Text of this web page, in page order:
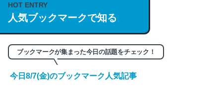
https://isobe324649.hatenablog.com/entry/2023/03/27
/064121
─GPTの仕組みと限界についての考察（１） - conceptualization
HOT ENTRY
人気ブックマークで知る
ブックマークが集まった今日の話題をチェック！
今日8/7(金)のブックマーク人気記事